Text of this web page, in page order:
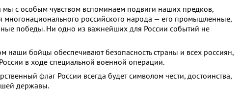
мы с особым чувством вспоминаем подвиги наших предков,
многонационального российского народа — его промышленные,
победы. Ни одно из важнейших для России событий не
наши бойцы обеспечивают безопасность страны и всех россиян,
в ходе специальной военной операции.
флаг России всегда будет символом чести, достоинства,
державы.